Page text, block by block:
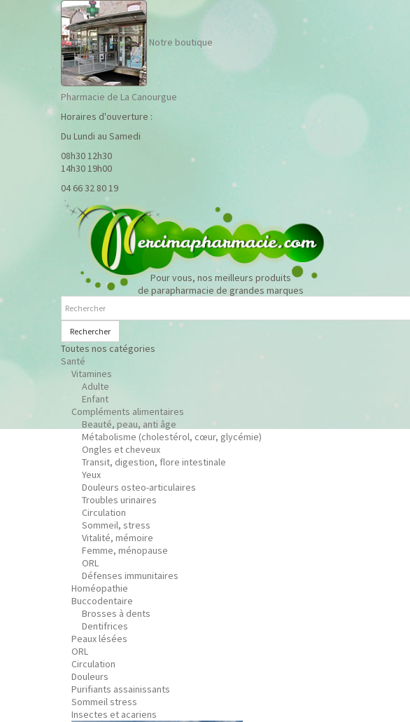
Notre boutique
Pharmacie de La Canourgue
Horaires d'ouverture :
Du Lundi au Samedi
08h30 12h30
14h30 19h00
04 66 32 80 19
Pour vous, nos meilleurs produits
de parapharmacie de grandes marques
Rechercher
Toutes nos catégories
Santé
Vitamines
Adulte
Enfant
Compléments alimentaires
Beauté, peau, anti âge
Métabolisme (cholestérol, cœur, glycémie)
Ongles et cheveux
Transit, digestion, flore intestinale
Yeux
Douleurs osteo-articulaires
Troubles urinaires
Circulation
Sommeil, stress
Vitalité, mémoire
Femme, ménopause
ORL
Défenses immunitaires
Homéopathie
Buccodentaire
Brosses à dents
Dentifrices
Peaux lésées
ORL
Circulation
Douleurs
Purifiants assainissants
Sommeil stress
Insectes et acariens